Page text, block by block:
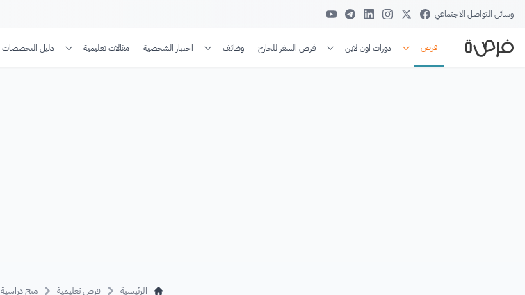
وسائل التواصل الاجتماعي
فرص دورات اون لاين فرص السفر للخارج وظائف اختبار الشخصية مقالات تعليمية دليل التخصصات
الرئيسية فرص تعليمية منح دراسية